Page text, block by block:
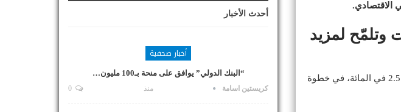
الاقتصادي.
للمرة الأولى منذ أكثر من 3 سنوات وتلمّح لمزيد
نيوزيلندا، بالإجماع، رفع سعر الفائدة الرسمي بمقدار 25 نقطة أساس إلى 2.5 في المائة، في خطوة
أحدث الأخبار
أخبار صحفية
“البنك الدولي” يوافق على منحة بـ100 مليون…
كريستين اسامة منذ